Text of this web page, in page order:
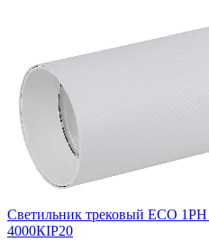
Светильник трековый ECO
4000КIP20